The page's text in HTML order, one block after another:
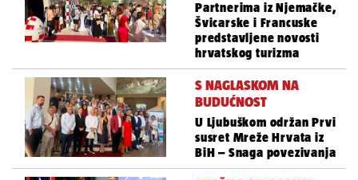
Partnerima iz Njemačke,
Švicarske i Francuske
predstavljene novosti
hrvatskog turizma
S NAGLASKOM NA
BUDUĆNOST
U Ljubuškom održan Prvi
susret Mreže Hrvata iz
BiH – Snaga povezivanja